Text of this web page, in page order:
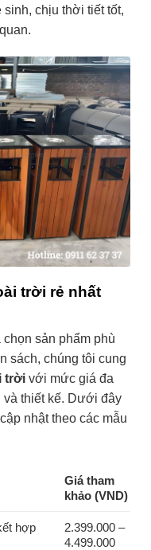
sinh, chịu thời tiết tốt,
trời rẻ nhất
sản phẩm phù
sách, chúng tôi cung
trời với mức giá đa
và thiết kế. Dưới đây
nhật theo các mẫu
Giá tham
khảo (VND)
hợp
2.399.000 –
4.499.000